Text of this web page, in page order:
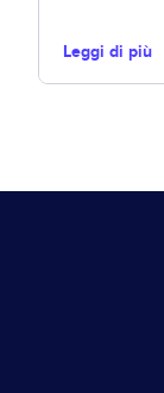
Leggi di più